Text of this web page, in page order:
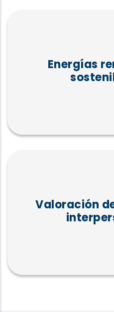
Energías
Valoración